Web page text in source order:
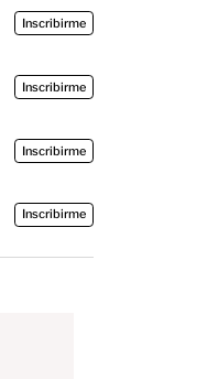
Inscribirme
Inscribirme
Inscribirme
Inscribirme